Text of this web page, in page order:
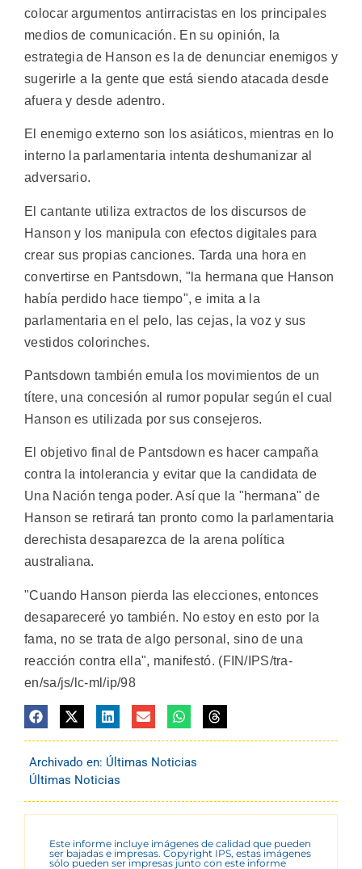
colocar argumentos antirracistas en los principales
medios de comunicación. En su opinión, la
estrategia de Hanson es la de denunciar enemigos y
sugerirle a la gente que está siendo atacada desde
afuera y desde adentro.
El enemigo externo son los asiáticos, mientras en lo
interno la parlamentaria intenta deshumanizar al
adversario.
El cantante utiliza extractos de los discursos de
Hanson y los manipula con efectos digitales para
crear sus propias canciones. Tarda una hora en
convertirse en Pantsdown, "la hermana que Hanson
había perdido hace tiempo", e imita a la
parlamentaria en el pelo, las cejas, la voz y sus
vestidos colorinches.
Pantsdown también emula los movimientos de un
títere, una concesión al rumor popular según el cual
Hanson es utilizada por sus consejeros.
El objetivo final de Pantsdown es hacer campaña
contra la intolerancia y evitar que la candidata de
Una Nación tenga poder. Así que la "hermana" de
Hanson se retirará tan pronto como la parlamentaria
derechista desaparezca de la arena política
australiana.
"Cuando Hanson pierda las elecciones, entonces
desapareceré yo también. No estoy en esto por la
fama, no se trata de algo personal, sino de una
reacción contra ella", manifestó. (FIN/IPS/tra-
en/sa/js/lc-ml/ip/98
Archivado en: Últimas Noticias
Últimas Noticias
Este informe incluye imágenes de calidad que pueden
ser bajadas e impresas. Copyright IPS, estas imágenes
sólo pueden ser impresas junto con este informe